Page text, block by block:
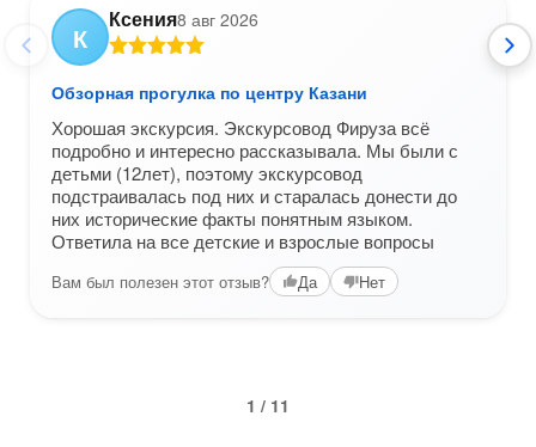
К
Ксения8 авг 2026
Обзорная прогулка по центру Казани
Хорошая экскурсия. Экскурсовод Фируза всё
подробно и интересно рассказывала. Мы были с
детьми (12лет), поэтому экскурсовод
подстраивалась под них и старалась донести до
них исторические факты понятным языком.
Ответила на все детские и взрослые вопросы
Вам был полезен этот отзыв? Да Нет
1 / 11